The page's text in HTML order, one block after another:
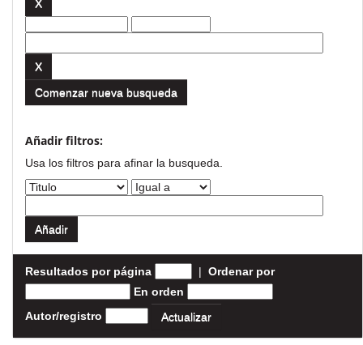
Comenzar nueva busqueda
Añadir filtros:
Usa los filtros para afinar la busqueda.
Resultados por página | Ordenar por
En orden
Autor/registro